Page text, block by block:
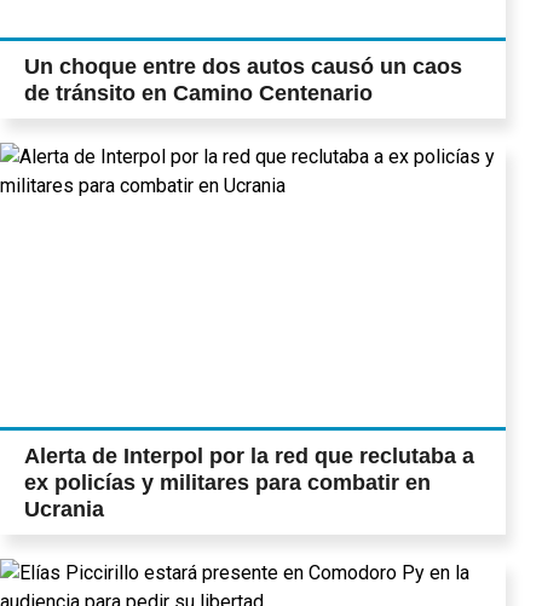
Un choque entre dos autos causó un caos
de tránsito en Camino Centenario
Alerta de Interpol por la red que reclutaba a
ex policías y militares para combatir en
Ucrania